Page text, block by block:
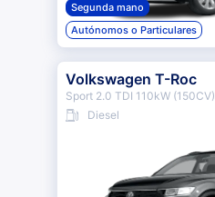
Segunda mano
Autónomos o Particulares
Volkswagen T-Roc
Sport 2.0 TDI 110kW (150CV)
Diesel